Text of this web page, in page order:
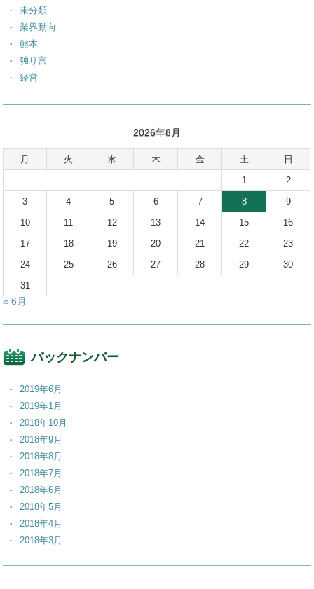
未分類
業界動向
熊本
独り言
経営
2026年8月
月 火 水 木 金 土
日
1
2
3
4 5 6 7 8
9
10
11 12 13 14 15
16
17
18 19 20 21 22
23
24
25 26 27 28 29
30
31
« 6月
バックナンバー
2019年6月
2019年1月
2018年10月
2018年9月
2018年8月
2018年7月
2018年6月
2018年5月
2018年4月
2018年3月